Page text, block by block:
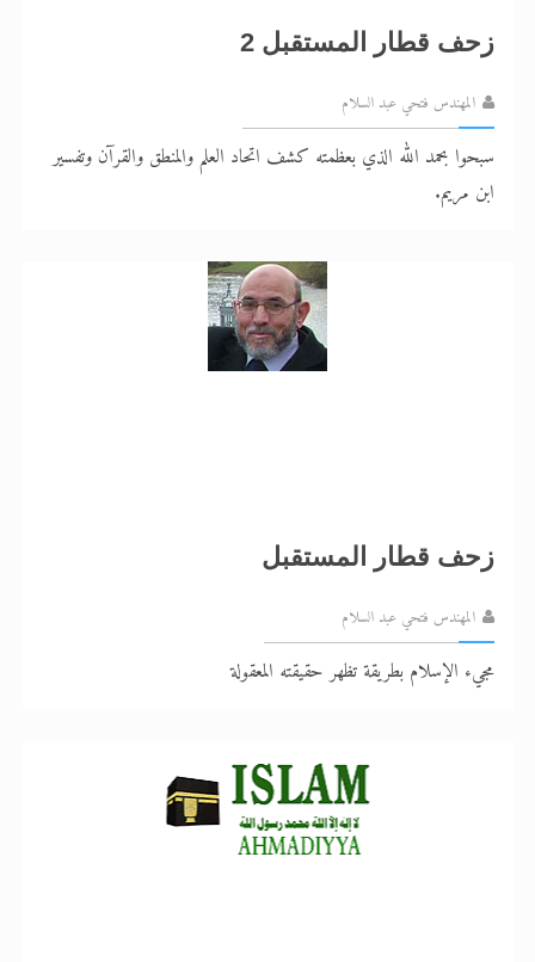
زحف قطار المستقبل 2
المهندس فتحي عبد السلام
سبحوا بحمد الله الذي بعظمته كشف اتحاد العلم والمنطق والقرآن وتفسير
ابن مريم.
زحف قطار المستقبل
المهندس فتحي عبد السلام
مجيء الإسلام بطريقة تظهر حقيقته المعقولة